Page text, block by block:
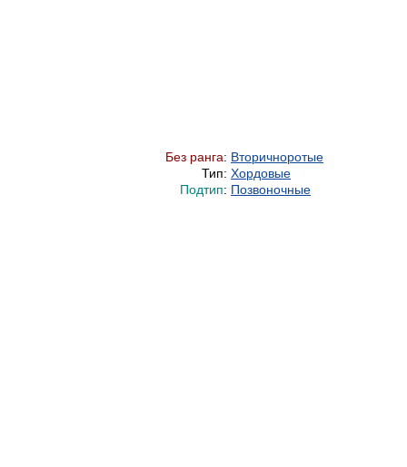
Без ранга: Вторичноротые
Тип: Хордовые
Подтип: Позвоночные